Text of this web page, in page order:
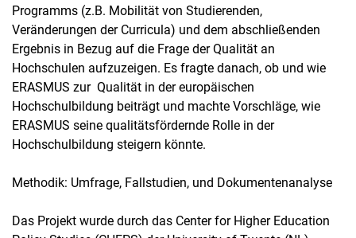
Programms (z.B. Mobilität von Studierenden,
Veränderungen der Curricula) und dem abschließenden
Ergebnis in Bezug auf die Frage der Qualität an
Hochschulen aufzuzeigen. Es fragte danach, ob und wie
ERASMUS zur Qualität in der europäischen
Hochschulbildung beiträgt und machte Vorschläge, wie
ERASMUS seine qualitätsfördernde Rolle in der
Hochschulbildung steigern könnte.
Methodik: Umfrage, Fallstudien, und Dokumentenanalyse
Das Projekt wurde durch das Center for Higher Education